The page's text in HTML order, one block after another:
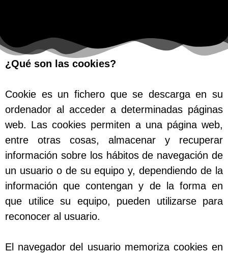
¿Qué son las cookies?
Cookie es un fichero que se descarga en su
ordenador al acceder a determinadas páginas
web. Las cookies permiten a una página web,
entre otras cosas, almacenar y recuperar
información sobre los hábitos de navegación de
un usuario o de su equipo y, dependiendo de la
información que contengan y de la forma en
que utilice su equipo, pueden utilizarse para
reconocer al usuario.
El navegador del usuario memoriza cookies en